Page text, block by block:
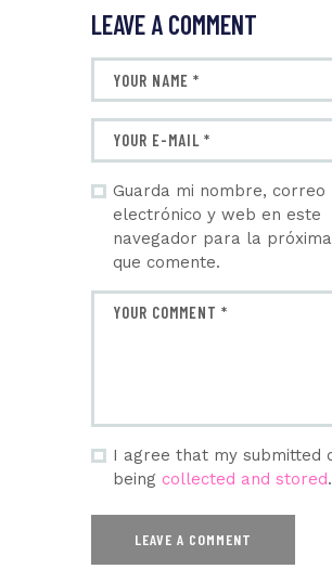
LEAVE A COMMENT
Guarda mi nombre, correo
electrónico y web en este
navegador para la
que comente.
I agree that my submitted
being collected and stored.